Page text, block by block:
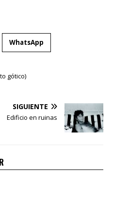
WhatsApp
gótico)
SIGUIENTE
Edificio en ruinas